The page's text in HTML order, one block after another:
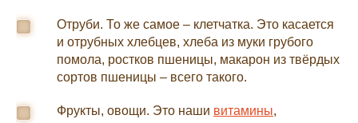
Отруби. То же самое – клетчатка. Это касается
и отрубных хлебцев, хлеба из муки грубого
помола, ростков пшеницы, макарон из твёрдых
сортов пшеницы – всего такого.
Фрукты, овощи. Это наши витамины,